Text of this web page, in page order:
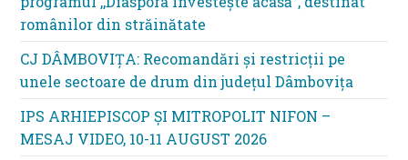
românilor din străinătate
CJ DÂMBOVIȚA: Recomandări și restricții pe
unele sectoare de drum din județul Dâmbovița
IPS ARHIEPISCOP ȘI MITROPOLIT NIFON –
MESAJ VIDEO, 10-11 AUGUST 2026